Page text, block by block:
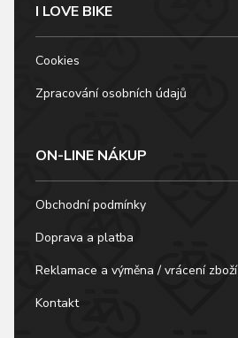
I LOVE BIKE
Cookies
Zpracování osobních údajů
ON-LINE NÁKUP
Obchodní podmínky
Doprava a platba
Reklamace a výměna / vrácení zboží
Kontakt